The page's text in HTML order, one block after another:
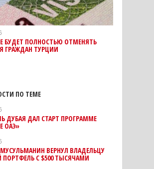
БУДЕТ ПОЛНОСТЬЮ ОТМЕНЯТЬ
ГРАЖДАН ТУРЦИИ
ПО ТЕМЕ
ДУБАЯ ДАЛ СТАРТ ПРОГРАММЕ
ОАЭ»
ВЕРНУЛ ВЛАДЕЛЬЦУ
С $500 ТЫСЯЧАМИ